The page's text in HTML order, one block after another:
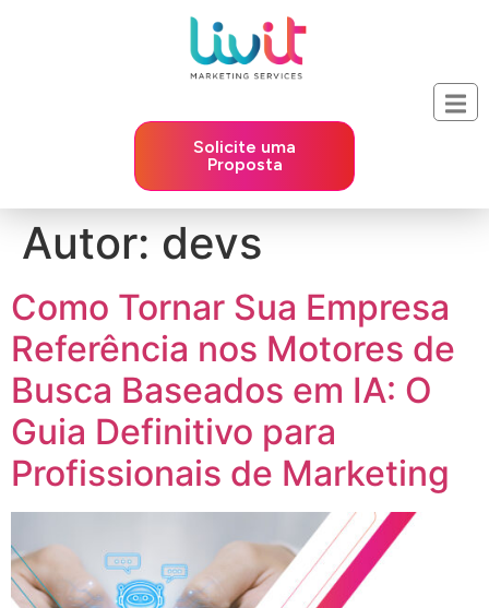
Solicite uma
Proposta
Autor: devs
Como Tornar Sua Empresa
Referência nos Motores de
Busca Baseados em IA: O
Guia Definitivo para
Profissionais de Marketing